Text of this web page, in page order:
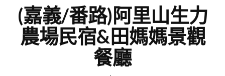
(嘉義/番路)阿里山生力
農場民宿&田媽媽景觀
餐廳